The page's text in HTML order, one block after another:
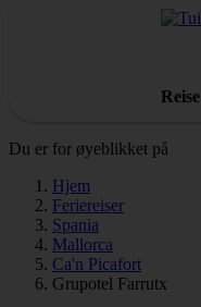
Reise
Du er for øyeblikket på
Hjem
Feriereiser
Spania
Mallorca
Ca'n Picafort
Grupotel Farrutx